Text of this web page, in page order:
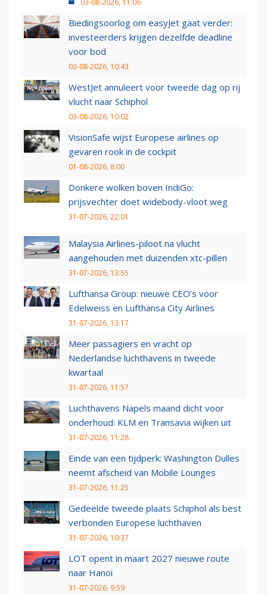
03-08-2026, 11:06
Biedingsoorlog om easyJet gaat verder:
investeerders krijgen dezelfde deadline
voor bod
03-08-2026, 10:43
WestJet annuleert voor tweede dag op rij
vlucht naar Schiphol
03-08-2026, 10:02
VisionSafe wijst Europese airlines op
gevaren rook in de cockpit
01-08-2026, 8:00
Donkere wolken boven IndiGo:
prijsvechter doet widebody-vloot weg
31-07-2026, 22:01
Malaysia Airlines-piloot na vlucht
aangehouden met duizenden xtc-pillen
31-07-2026, 13:55
Lufthansa Group: nieuwe CEO’s voor
Edelweiss en Lufthansa City Airlines
31-07-2026, 13:17
Meer passagiers en vracht op
Nederlandse luchthavens in tweede
kwartaal
31-07-2026, 11:57
Luchthavens Napels maand dicht voor
onderhoud: KLM en Transavia wijken uit
31-07-2026, 11:28
Einde van een tijdperk: Washington Dulles
neemt afscheid van Mobile Lounges
31-07-2026, 11:25
Gedeelde tweede plaats Schiphol als best
verbonden Europese luchthaven
31-07-2026, 10:37
LOT opent in maart 2027 nieuwe route
naar Hanoi
31-07-2026, 9:59